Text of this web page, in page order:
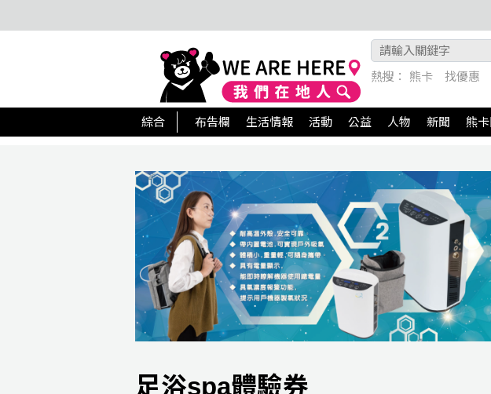
綜合 布告欄 生活情報 活動 公益 人物 新聞 熊
足浴spa體驗券
熱搜： 熊卡 找優惠